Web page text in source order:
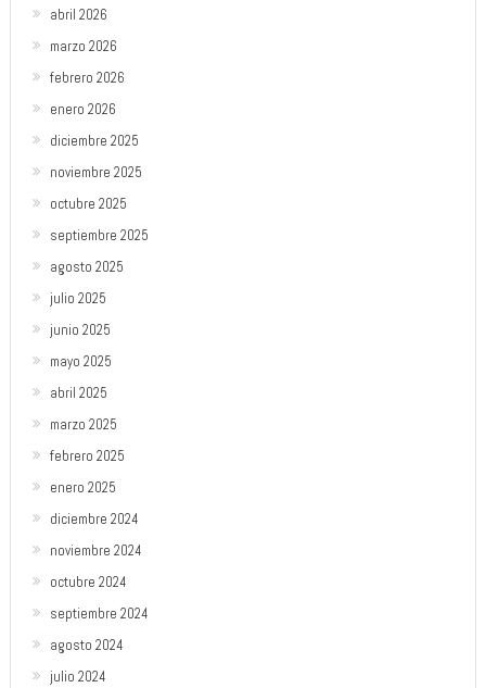
abril 2026
marzo 2026
febrero 2026
enero 2026
diciembre 2025
noviembre 2025
octubre 2025
septiembre 2025
agosto 2025
julio 2025
junio 2025
mayo 2025
abril 2025
marzo 2025
febrero 2025
enero 2025
diciembre 2024
noviembre 2024
octubre 2024
septiembre 2024
agosto 2024
julio 2024